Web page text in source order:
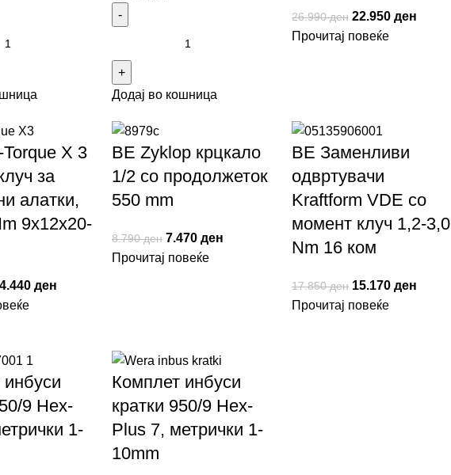
Додај во кошница
26.990ден 22.950 ден
Прочитај повеќе
X 3
за
алатки,
9x12x20-
ден
ВЕ Zyklop крцкало
1/2 со продолжеток
550 mm
8.790ден 7.470 ден
Прочитај повеќе
ВЕ Заменливи
одвртувачи
Kraftform VDE со
момент клуч 1,2-3,0
Nm 16 ком
17.850ден 15.170 ден
Прочитај повеќе
9 Hex-
1-
Комплет инбуси
кратки 950/9 Hex-
Plus 7, метрички 1-
10mm